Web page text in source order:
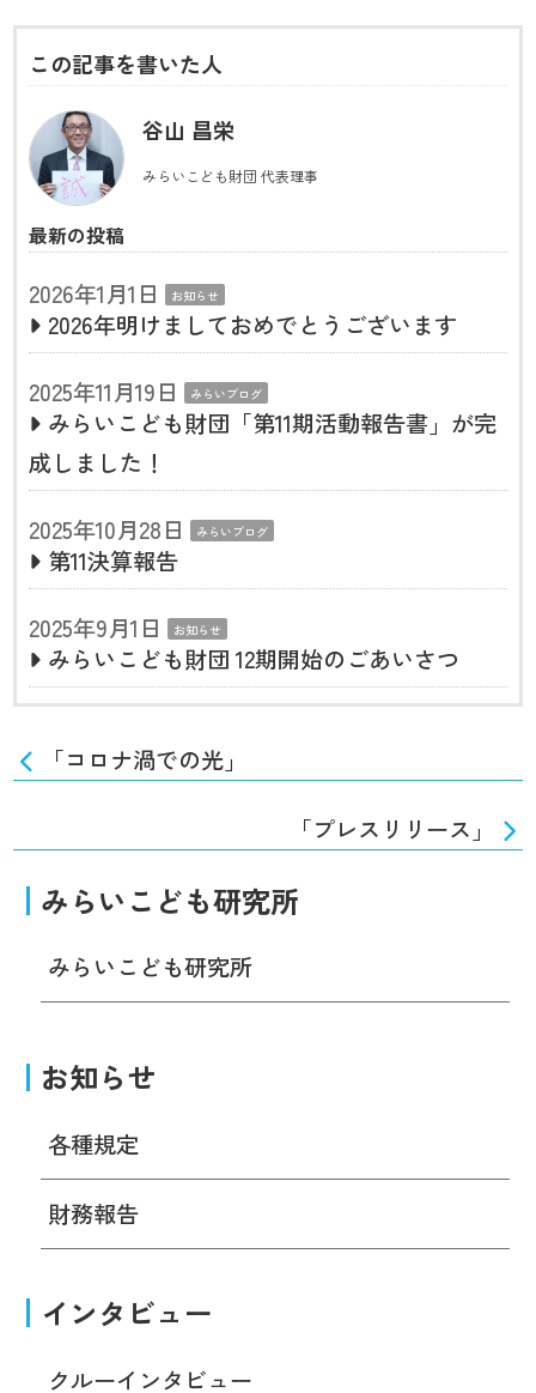
この記事を書いた人
谷山 昌栄
みらいこども財団 代表理事
最新の投稿
2026年1月1日 お知らせ
2026年明けましておめでとうございます
2025年11月19日
みらいブログ
みらいこども財団「第11期活動報告書」が完
成しました！
2025年10月28日
みらいブログ
第11決算報告
2025年9月1日
お知らせ
みらいこども財団 12期開始のごあいさつ
「コロナ渦での光」
「プレスリリース」
みらいこども研究所
みらいこども研究所
お知らせ
各種規定
財務報告
インタビュー
クルーインタビュー